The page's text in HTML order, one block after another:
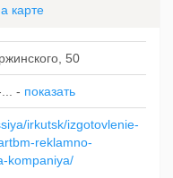
карте
50
- показать
irkutsk/izgotovlenie-
reklamno-
kompaniya/